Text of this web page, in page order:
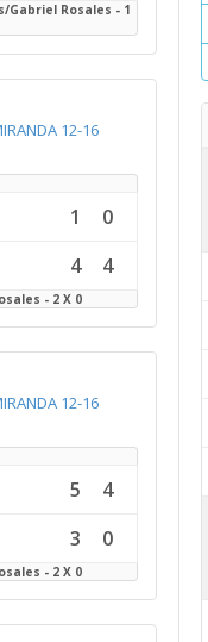
Gabriel Rosales - 1
12-16
1 0
4 4
- 2 X 0
12-16
5 4
3 0
- 2 X 0